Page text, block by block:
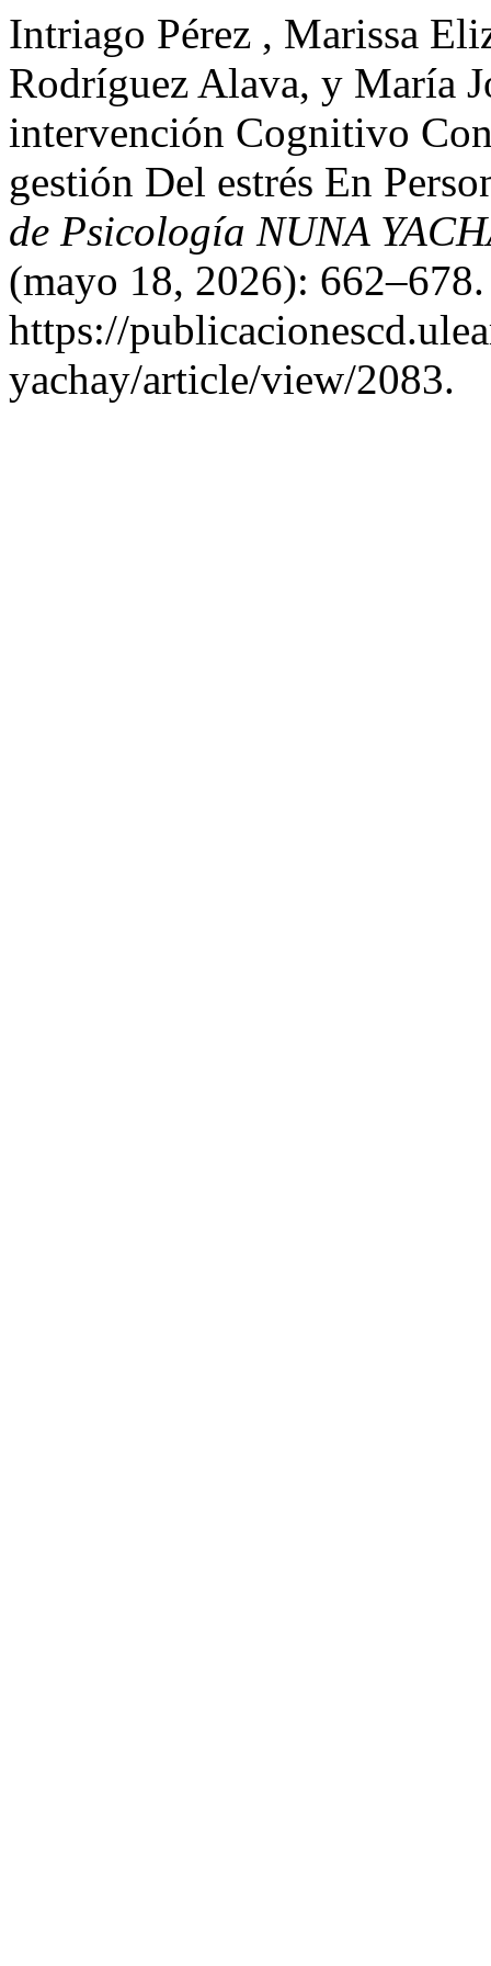
Intriago Pérez , Marissa
Rodríguez Alava, y María
intervención Cognitivo
gestión Del estrés En
de Psicología NUNA
(mayo 18, 2026):
https://
yachay/article/view/2083.